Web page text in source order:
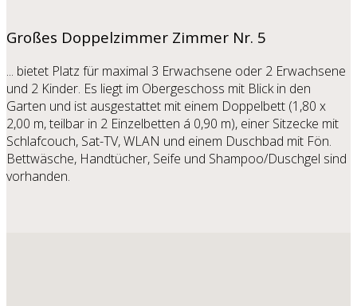
Großes Doppelzimmer Zimmer Nr. 5
... bietet Platz für maximal 3 Erwachsene oder 2 Erwachsene
und 2 Kinder. Es liegt im Obergeschoss mit Blick in den
Garten und ist ausgestattet mit einem Doppelbett (1,80 x
2,00 m, teilbar in 2 Einzelbetten á 0,90 m), einer Sitzecke mit
Schlafcouch, Sat-TV, WLAN und einem Duschbad mit Fön.
Bettwäsche, Handtücher, Seife und Shampoo/Duschgel sind
vorhanden.